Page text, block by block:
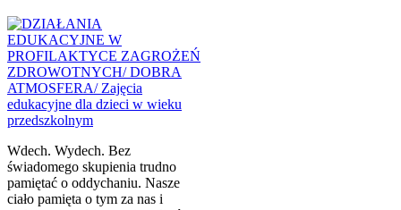
Wdech. Wydech. Bez
świadomego skupienia trudno
pamiętać o oddychaniu. Nasze
ciało pamięta o tym za nas i